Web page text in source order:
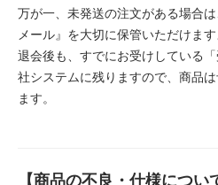
万が一、未発送の注文がある場合
メール』を大切に保管いただけま
退会後も、すでにお受けしている
社システムに残りますので、商品
ます。
【商品の不良・仕様につい